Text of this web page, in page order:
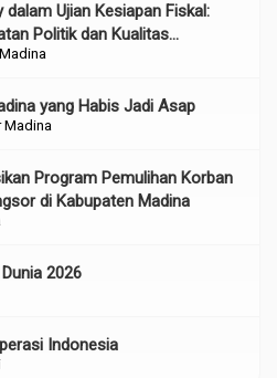
dalam Ujian Kesiapan Fiskal:
Politik dan Kualitas
Madina
yang Habis Jadi Asap
Program Pemulihan Korban
di Kabupaten Madina
2026
Indonesia